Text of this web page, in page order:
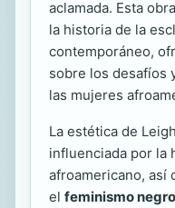
aclamada. Esta
la historia de la
contemporáneo,
sobre los desafíos
las mujeres
La estética de
influenciada por la
afroamericano, así
el feminismo negro